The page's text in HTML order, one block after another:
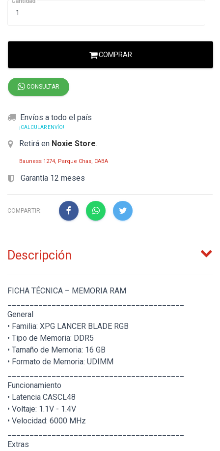
COMPRAR
CONSULTAR
Envíos a todo el país
¡CALCULAR ENVÍO!
Retirá en Noxie Store.
Bauness 1274, Parque Chas, CABA
Garantía 12 meses
COMPARTIR:
Descripción
FICHA TÉCNICA – MEMORIA RAM
General
• Familia: XPG LANCER BLADE RGB
• Tipo de Memoria: DDR5
• Tamaño de Memoria: 16 GB
• Formato de Memoria: UDIMM
Funcionamiento
• Latencia CASCL48
• Voltaje: 1.1V - 1.4V
• Velocidad: 6000 MHz
Extras